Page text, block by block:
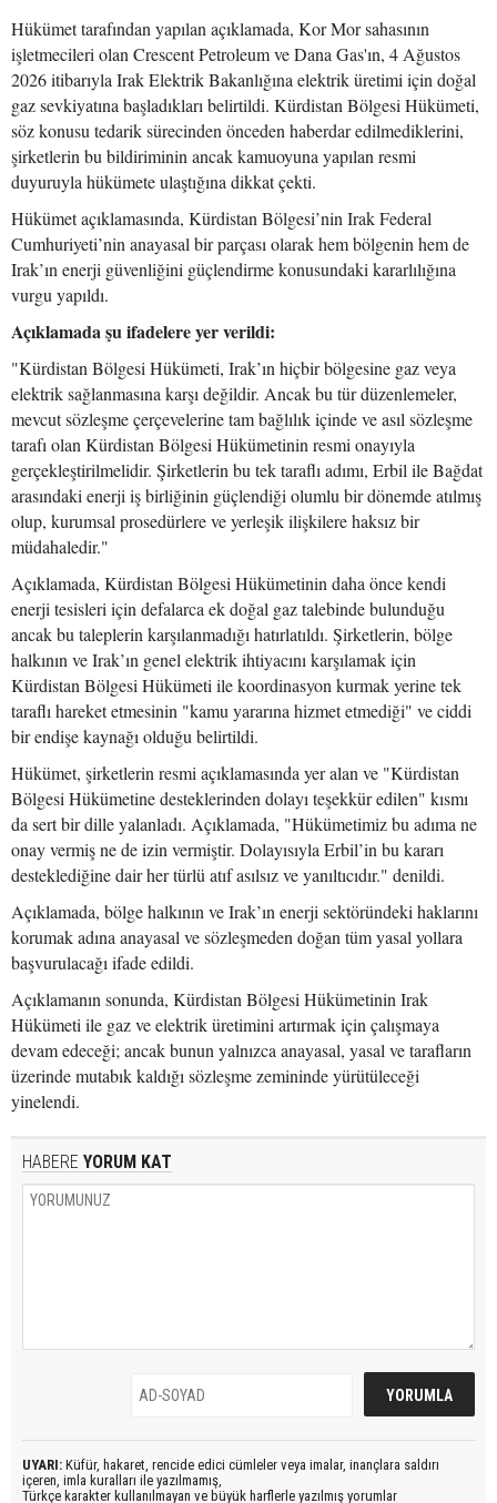
Hükümet tarafından yapılan açıklamada, Kor Mor sahasının
işletmecileri olan Crescent Petroleum ve Dana Gas'ın, 4 Ağustos
2026 itibarıyla Irak Elektrik Bakanlığına elektrik üretimi için doğal
gaz sevkiyatına başladıkları belirtildi. Kürdistan Bölgesi Hükümeti,
söz konusu tedarik sürecinden önceden haberdar edilmediklerini,
şirketlerin bu bildiriminin ancak kamuoyuna yapılan resmi
duyuruyla hükümete ulaştığına dikkat çekti.
Hükümet açıklamasında, Kürdistan Bölgesi’nin Irak Federal
Cumhuriyeti’nin anayasal bir parçası olarak hem bölgenin hem de
Irak’ın enerji güvenliğini güçlendirme konusundaki kararlılığına
vurgu yapıldı.
Açıklamada şu ifadelere yer verildi:
"Kürdistan Bölgesi Hükümeti, Irak’ın hiçbir bölgesine gaz veya
elektrik sağlanmasına karşı değildir. Ancak bu tür düzenlemeler,
mevcut sözleşme çerçevelerine tam bağlılık içinde ve asıl sözleşme
tarafı olan Kürdistan Bölgesi Hükümetinin resmi onayıyla
gerçekleştirilmelidir. Şirketlerin bu tek taraflı adımı, Erbil ile Bağdat
arasındaki enerji iş birliğinin güçlendiği olumlu bir dönemde atılmış
olup, kurumsal prosedürlere ve yerleşik ilişkilere haksız bir
müdahaledir."
Açıklamada, Kürdistan Bölgesi Hükümetinin daha önce kendi
enerji tesisleri için defalarca ek doğal gaz talebinde bulunduğu
ancak bu taleplerin karşılanmadığı hatırlatıldı. Şirketlerin, bölge
halkının ve Irak’ın genel elektrik ihtiyacını karşılamak için
Kürdistan Bölgesi Hükümeti ile koordinasyon kurmak yerine tek
taraflı hareket etmesinin "kamu yararına hizmet etmediği" ve ciddi
bir endişe kaynağı olduğu belirtildi.
Hükümet, şirketlerin resmi açıklamasında yer alan ve "Kürdistan
Bölgesi Hükümetine desteklerinden dolayı teşekkür edilen" kısmı
da sert bir dille yalanladı. Açıklamada, "Hükümetimiz bu adıma ne
onay vermiş ne de izin vermiştir. Dolayısıyla Erbil’in bu kararı
desteklediğine dair her türlü atıf asılsız ve yanıltıcıdır." denildi.
Açıklamada, bölge halkının ve Irak’ın enerji sektöründeki haklarını
korumak adına anayasal ve sözleşmeden doğan tüm yasal yollara
başvurulacağı ifade edildi.
Açıklamanın sonunda, Kürdistan Bölgesi Hükümetinin Irak
Hükümeti ile gaz ve elektrik üretimini artırmak için çalışmaya
devam edeceği; ancak bunun yalnızca anayasal, yasal ve tarafların
üzerinde mutabık kaldığı sözleşme zemininde yürütüleceği
yinelendi.
HABERE YORUM KAT
UYARI: Küfür, hakaret, rencide edici cümleler veya imalar, inançlara saldırı
içeren, imla kuralları ile yazılmamış,
Türkçe karakter kullanılmayan ve büyük harflerle yazılmış yorumlar